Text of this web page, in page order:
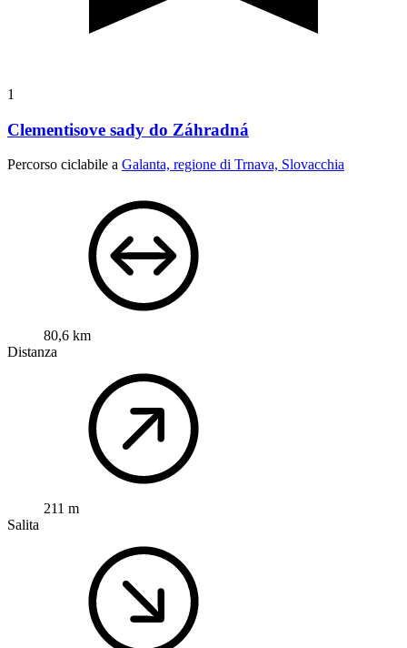
1
Clementisove sady do Záhradná
Percorso ciclabile a Galanta, regione di Trnava, Slovacchia
80,6 km
Distanza
211 m
Salita